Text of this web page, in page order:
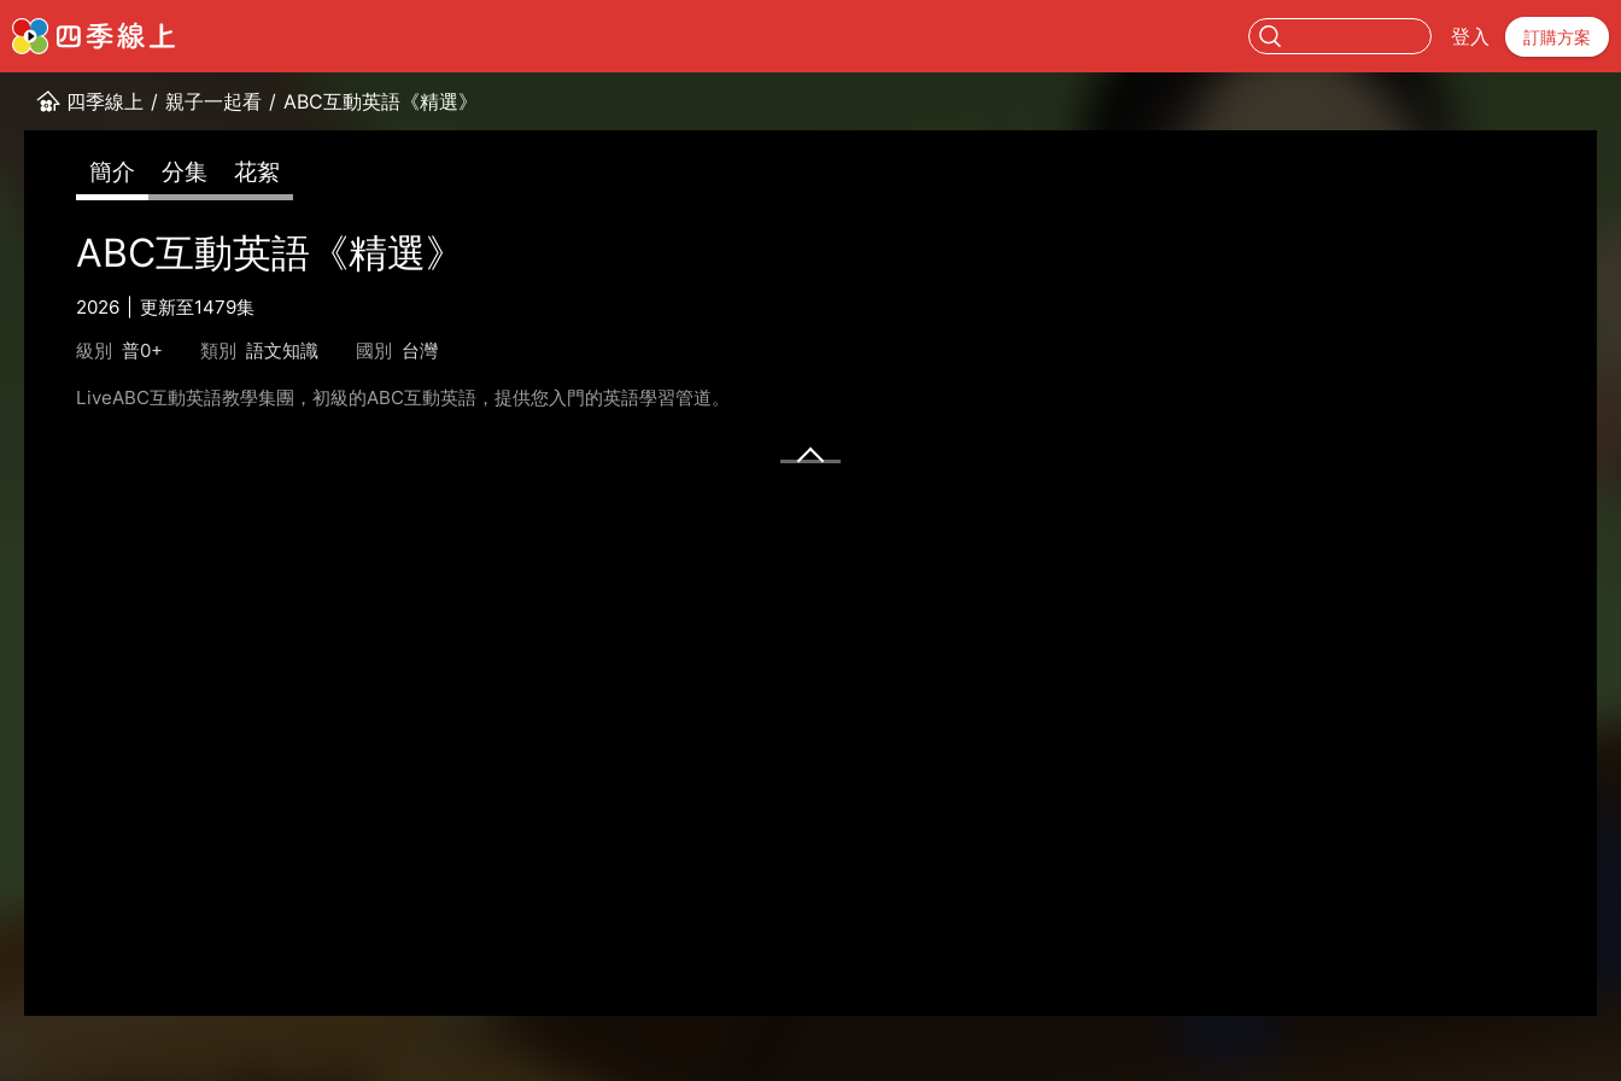
登入 訂購方案
四季線上 / 親子一起看 / ABC互動英語《精選》
簡介 分集 花絮
ABC互動英語《精選》
2026
更新至1479集
級別 普0+ 類別 語文知識 國別 台灣
LiveABC互動英語教學集團，初級的ABC互動英語，提供您入門的英語學習管道。